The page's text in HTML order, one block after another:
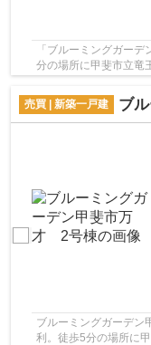
「ブルーミングガー
分の場所に甲斐市立竜
で、見た目だけでなく
売買 | 新築一戸建
ブル
ブルーミングガーデ
利。徒歩5分の場所に